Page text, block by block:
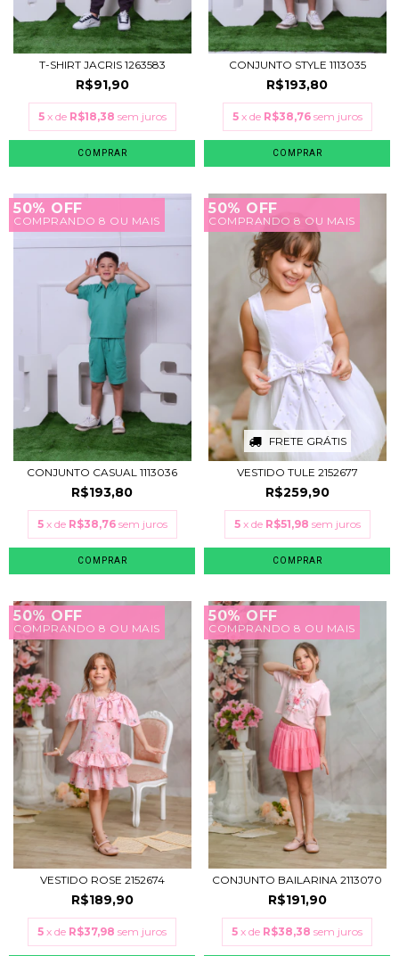
T-SHIRT JACRIS 1263583
R$91,90
5 x de R$18,38 sem juros
COMPRAR
CONJUNTO STYLE 1113035
R$193,80
5 x de R$38,76 sem juros
COMPRAR
50% OFF
COMPRANDO 8 OU MAIS
CONJUNTO CASUAL 1113036
R$193,80
5 x de R$38,76 sem juros
COMPRAR
50% OFF
COMPRANDO 8 OU MAIS
FRETE GRÁTIS
VESTIDO TULE 2152677
R$259,90
5 x de R$51,98 sem juros
COMPRAR
50% OFF
COMPRANDO 8 OU MAIS
VESTIDO ROSE 2152674
R$189,90
5 x de R$37,98 sem juros
50% OFF
COMPRANDO 8 OU MAIS
CONJUNTO BAILARINA 2113070
R$191,90
5 x de R$38,38 sem juros